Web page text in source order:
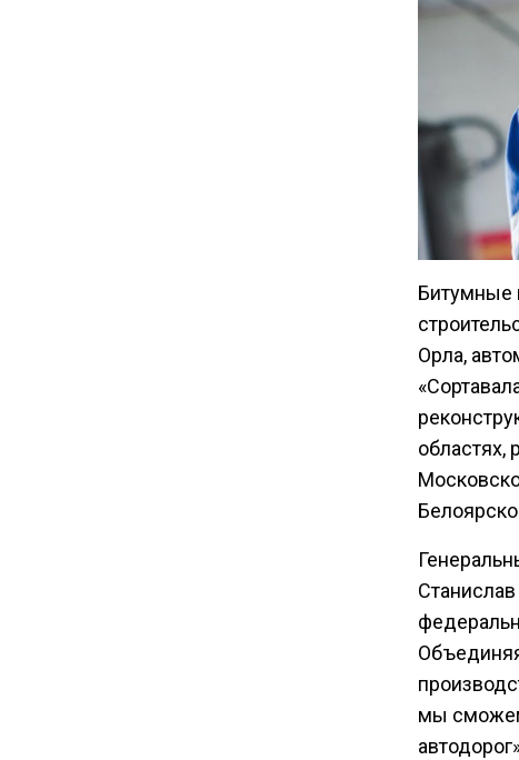
Битумные
Орла,
мы